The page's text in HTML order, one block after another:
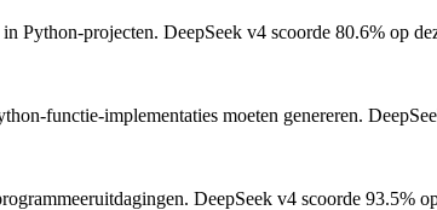
Python-projecten. DeepSeek v4 scoorde 80.6% op
functie-implementaties moeten genereren.
DeepSeek v4 scoorde 93.5%